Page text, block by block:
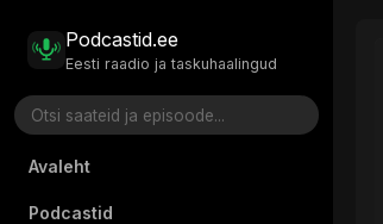
Podcastid.ee
Eesti raadio ja taskuhaalingud
Avaleht
Podcastid